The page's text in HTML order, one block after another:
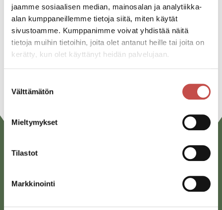
jaamme sosiaalisen median, mainosalan ja analytiikka-
alan kumppaneillemme tietoja siitä, miten käytät
sivustoamme. Kumppanimme voivat yhdistää näitä
tietoja muihin tietoihin, joita olet antanut heille tai joita on
kerätty, kun olet käyttänyt heidän palvelujaan.
valinta
Välttämätön
Mieltymykset
Tilastot
Markkinointi
Facebook
Twitter
Linkedin